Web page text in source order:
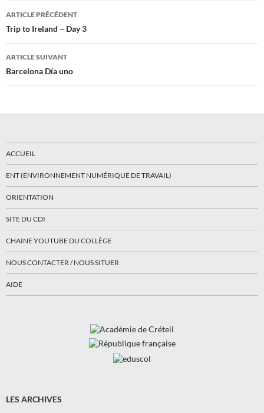
Navigation
des
articles
ARTICLE PRÉCÉDENT
Trip to Ireland – Day 3
ARTICLE SUIVANT
Barcelona Día uno
ACCUEIL
ENT (ENVIRONNEMENT NUMÉRIQUE DE TRAVAIL)
ORIENTATION
SITE DU CDI
CHAINE YOUTUBE DU COLLÈGE
NOUS CONTACTER / NOUS SITUER
AIDE
LES ARCHIVES